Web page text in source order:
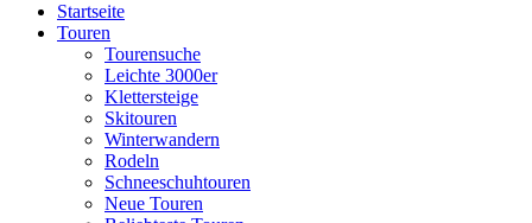
Startseite
Touren
Tourensuche
Leichte 3000er
Klettersteige
Skitouren
Winterwandern
Rodeln
Schneeschuhtouren
Neue Touren